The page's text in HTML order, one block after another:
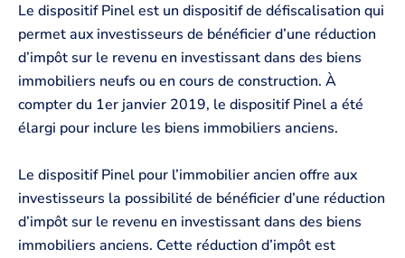
Le dispositif Pinel est un dispositif de défiscalisation qui
permet aux investisseurs de bénéficier d’une réduction
d’impôt sur le revenu en investissant dans des biens
immobiliers neufs ou en cours de construction. À
compter du 1er janvier 2019, le dispositif Pinel a été
élargi pour inclure les biens immobiliers anciens.
Le dispositif Pinel pour l’immobilier ancien offre aux
investisseurs la possibilité de bénéficier d’une réduction
d’impôt sur le revenu en investissant dans des biens
immobiliers anciens. Cette réduction d’impôt est